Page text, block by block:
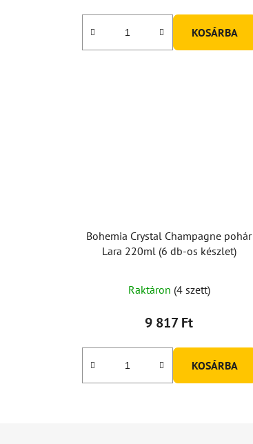
KOSÁRBA
Bohemia Crystal Champagne pohár
Lara 220ml (6 db-os készlet)
Raktáron (4 szett)
9 817 Ft
KOSÁRBA